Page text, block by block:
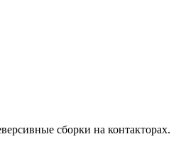
сборки на контакторах.